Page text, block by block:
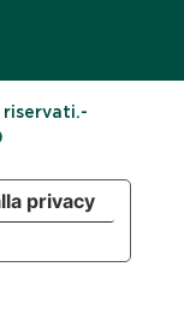
riservati.-
privacy